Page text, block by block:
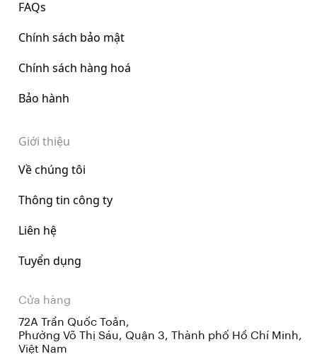
FAQs
Chính sách bảo mật
Chính sách hàng hoá
Bảo hành
Giới thiệu
Về chúng tôi
Thông tin công ty
Liên hệ
Tuyển dụng
Cửa hàng
72A Trần Quốc Toản,
Phường Võ Thị Sáu, Quận 3, Thành phố Hồ Chí Minh,
Việt Nam